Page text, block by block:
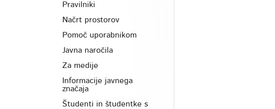
Pravilniki
Načrt prostorov
Pomoč uporabnikom
Javna naročila
Za medije
Informacije javnega
značaja
Študenti in študentke s